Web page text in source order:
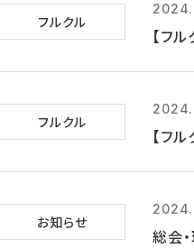
フルクル
【フ
フルクル
【フ
お知らせ
総会